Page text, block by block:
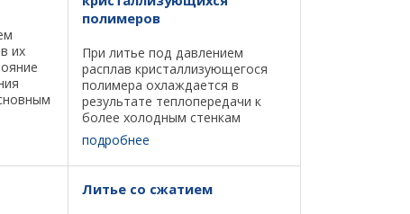
их
при
полимеров
При литье под давлением
расплав кристаллизующегося
полимера охлаждается в
результате теплопередачи к
более холодным стенкам
литьевой формы. В различных
слоях по поперечному сечению
детали эффективная скорость
охлаждения расплава от
температуры ...
подробнее
Литье со сжатием